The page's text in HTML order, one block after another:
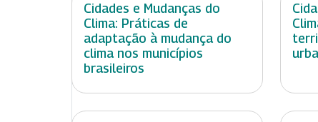
Cidades e Mudanças do
Clima: Práticas de
adaptação à mudança do
clima nos municípios
brasileiros